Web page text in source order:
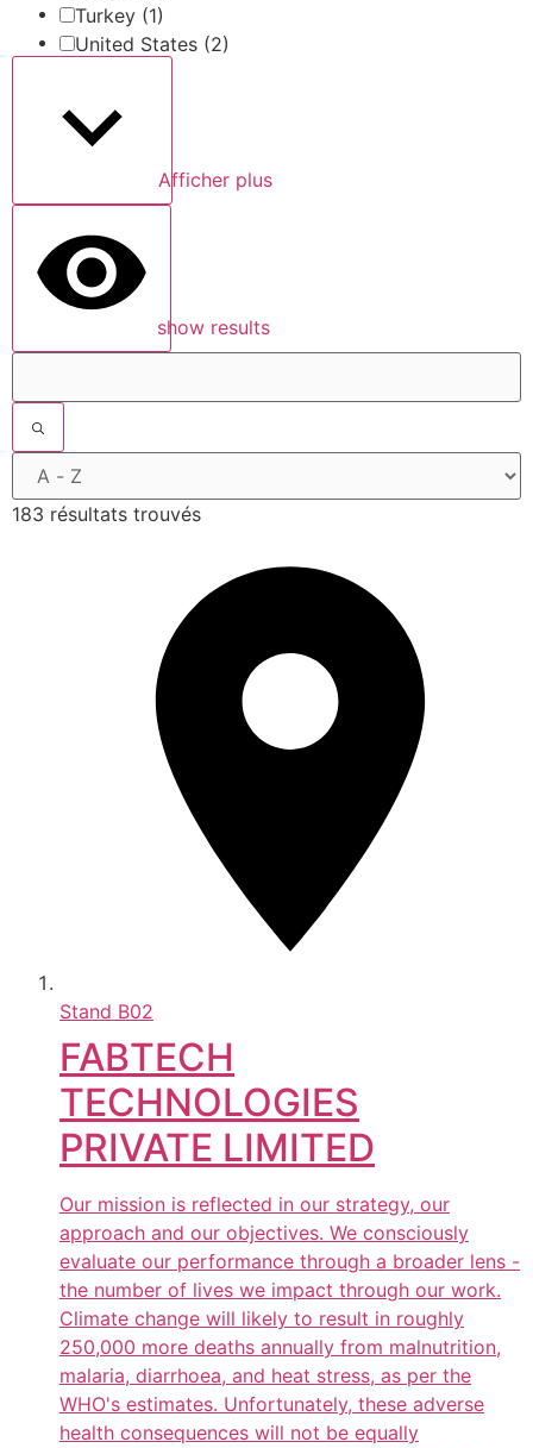
Turkey (1)
United States (2)
Afficher plus
show results
183 résultats trouvés
Stand B02
FABTECH
TECHNOLOGIES
PRIVATE LIMITED
Our mission is reflected in our strategy, our
approach and our objectives. We consciously
evaluate our performance through a broader lens -
the number of lives we impact through our work.
Climate change will likely to result in roughly
250,000 more deaths annually from malnutrition,
malaria, diarrhoea, and heat stress, as per the
WHO's estimates. Unfortunately, these adverse
health consequences will not be equally